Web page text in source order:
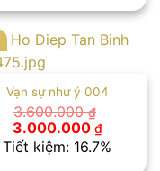
Vạn sự như ý 004
3.600.000₫
Giá
gốc
là:
3.000.000 ₫Giá
hiện
tại
Tiết kiệm: 16.7%